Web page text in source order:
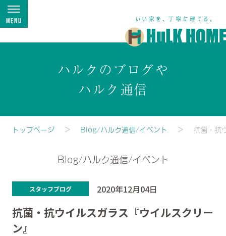
Menu
ハルクのブログや
ハルク通信
トップページ Blog/ハルク通信/イベント 抗菌・抗
Blog/ハルク通信/イベント
スタッフブログ 2020年12月04日
抗菌・抗ウイルスガラス『ウイルスクリー
ン』